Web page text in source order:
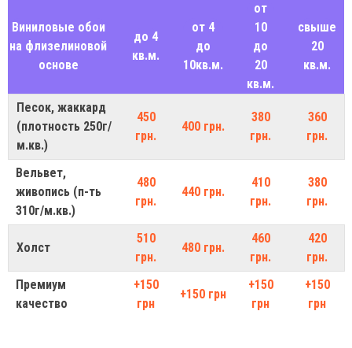
Виниловые обои
на флизелиновой
основе
до 4
кв.м.
от 4
до
10кв.м.
от
10
до
20
кв.м.
свыше
20
кв.м.
Песок, жаккард
(плотность 250г/
м.кв.)
450
грн.
400 грн.
380
грн.
360
грн.
Вельвет,
живопись (п-ть
310г/м.кв.)
480
грн.
440 грн.
410
грн.
380
грн.
Холст
510
грн.
480 грн.
460
грн.
420
грн.
Премиум
качество
+150
грн
+150 грн
+150
грн
+150
грн